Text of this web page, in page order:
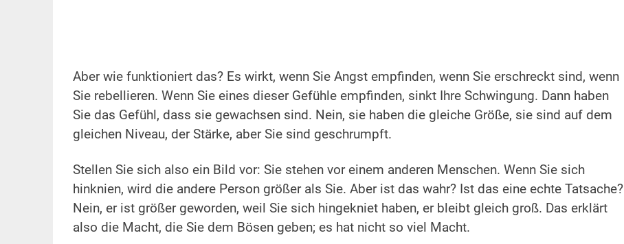
Aber wie funktioniert das? Es wirkt, wenn Sie Angst empfinden, wenn Sie erschreckt sind, wenn
Sie rebellieren. Wenn Sie eines dieser Gefühle empfinden, sinkt Ihre Schwingung. Dann haben
Sie das Gefühl, dass sie gewachsen sind. Nein, sie haben die gleiche Größe, sie sind auf dem
gleichen Niveau, der Stärke, aber Sie sind geschrumpft.
Stellen Sie sich also ein Bild vor: Sie stehen vor einem anderen Menschen. Wenn Sie sich
hinknien, wird die andere Person größer als Sie. Aber ist das wahr? Ist das eine echte Tatsache?
Nein, er ist größer geworden, weil Sie sich hingekniet haben, er bleibt gleich groß. Das erklärt
also die Macht, die Sie dem Bösen geben; es hat nicht so viel Macht.